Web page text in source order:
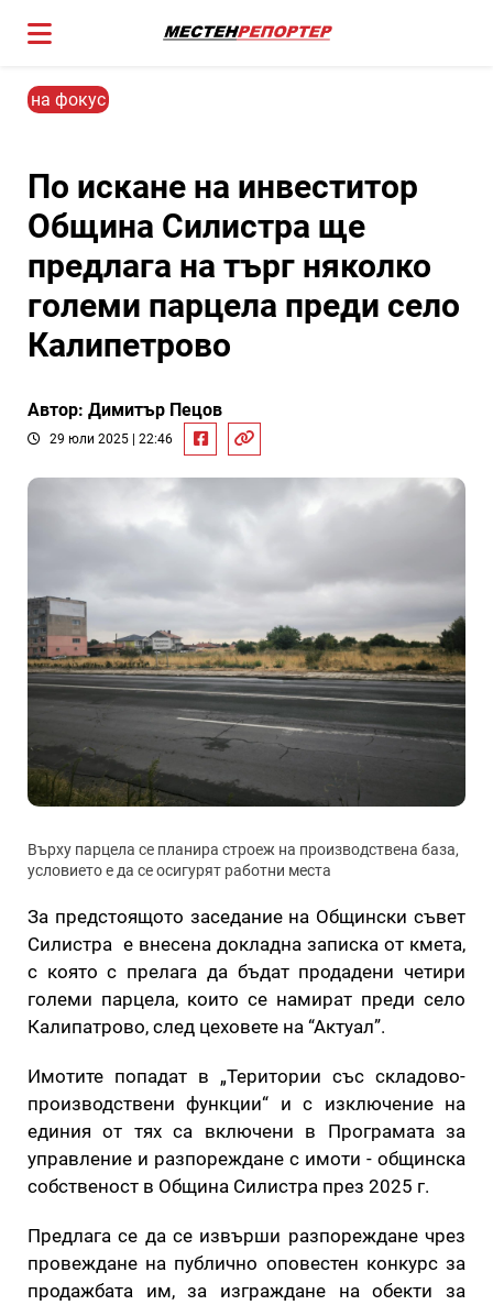
на фокус
По искане на инвеститор
Община Силистра ще
предлага на търг няколко
големи парцела преди село
Калипетрово
Автор: Димитър Пецов
29 юли 2025 | 22:46
Върху парцела се планира строеж на производствена база,
условието е да се осигурят работни места
За предстоящото заседание на Общински съвет
Силистра е внесена докладна записка от кмета,
с която с прелага да бъдат продадени четири
големи парцела, които се намират преди село
Калипатрово, след цеховете на “Актуал”.
Имотите попадат в „Територии със складово-
производствени функции“ и с изключение на
единия от тях са включени в Програмата за
управление и разпореждане с имоти - общинска
собственост в Община Силистра през 2025 г.
Предлага се да се извърши разпореждане чрез
провеждане на публично оповестен конкурс за
продажбата им, за изграждане на обекти за